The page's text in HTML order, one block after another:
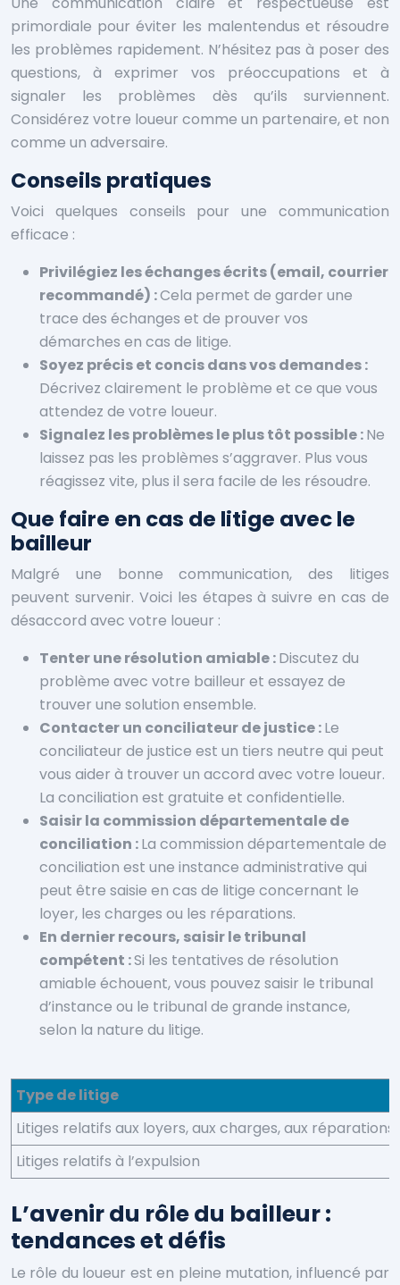
primordiale pour éviter les malentendus et résoudre
les problèmes rapidement. N’hésitez pas à poser des
questions, à exprimer vos préoccupations et à
signaler les problèmes dès qu’ils surviennent.
Considérez votre loueur comme un partenaire, et non
comme un adversaire.
Conseils pratiques
Voici quelques conseils pour une communication
efficace :
Privilégiez les échanges écrits (email, courrier
recommandé) :Cela permet de garder une
trace des échanges et de prouver vos
démarches en cas de litige.
Soyez précis et concis dans vos demandes :
Décrivez clairement le problème et ce que vous
attendez de votre loueur.
Signalez les problèmes le plus tôt possible :Ne
laissez pas les problèmes s’aggraver. Plus vous
réagissez vite, plus il sera facile de les résoudre.
Que faire en cas de litige avec le
bailleur
Malgré une bonne communication, des litiges
peuvent survenir. Voici les étapes à suivre en cas de
désaccord avec votre loueur :
Tenter une résolution amiable :Discutez du
problème avec votre bailleur et essayez de
trouver une solution ensemble.
Contacter un conciliateur de justice :Le
conciliateur de justice est un tiers neutre qui peut
vous aider à trouver un accord avec votre loueur.
La conciliation est gratuite et confidentielle.
Saisir la commission départementale de
conciliation :La commission départementale de
conciliation est une instance administrative qui
peut être saisie en cas de litige concernant le
loyer, les charges ou les réparations.
En dernier recours, saisir le tribunal
compétent :Si les tentatives de résolution
amiable échouent, vous pouvez saisir le tribunal
d’instance ou le tribunal de grande instance,
selon la nature du litige.
Type de litige
Litiges relatifs aux loyers, aux charges, aux réparations
Litiges relatifs à l’expulsion
L’avenir du rôle du bailleur :
tendances et défis
Le rôle du loueur est en pleine mutation, influencé par